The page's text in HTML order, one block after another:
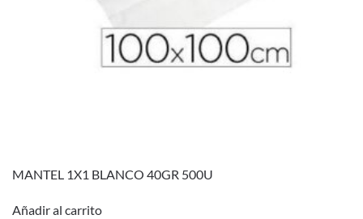
MANTEL 1X1 BLANCO 40GR 500U
Añadir al carrito